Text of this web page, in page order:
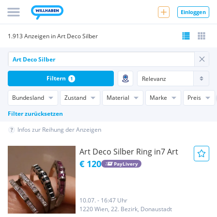
Einloggen
1.913 Anzeigen in Art Deco Silber
Bundesland Zustand Material Marke
Preis
Filter zurücksetzen
Filtern 1
Infos zur Reihung der Anzeigen
Art Deco Silber Ring in7 Art
€ 120 PayLivery
10.07. - 16:47 Uhr
1220 Wien, 22. Bezirk, Donaustadt